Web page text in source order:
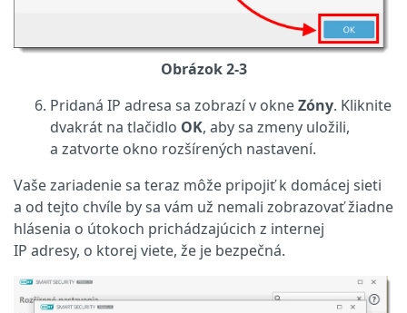
Obrázok 2-3
Pridaná IP adresa sa zobrazí v okneZóny. Kliknite
dvakrát na tlačidlo OK, aby sa zmeny uložili,
a zatvorte okno rozšírených nastavení.
Vaše zariadenie sa teraz môže pripojiť k domácej sieti
a od tejto chvíle by sa vám už nemali zobrazovať žiadne
hlásenia o útokoch prichádzajúcich z internej
IP adresy, o ktorej viete, že je bezpečná.